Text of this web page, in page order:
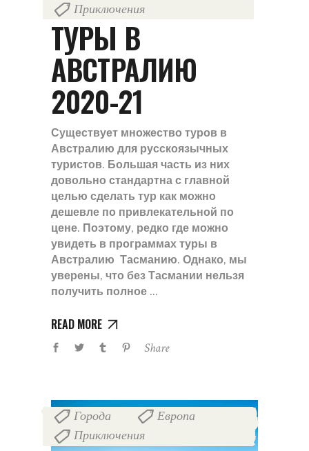
Приключения
11.10.2019 by
ТУРЫ В
АВСТРАЛИЮ
2020-21
Существует множество туров в
Австралию для русскоязычных
туристов. Большая часть из них
довольно стандартна с главной
целью сделать тур как можно
дешевле по привлекательной по
цене. Поэтому, редко где можно
увидеть в программах туры в
Австралию Тасманию. Однако, мы
уверены, что без Тасмании нельзя
получить полное
READ MORE
Share
Города Европа
Приключения